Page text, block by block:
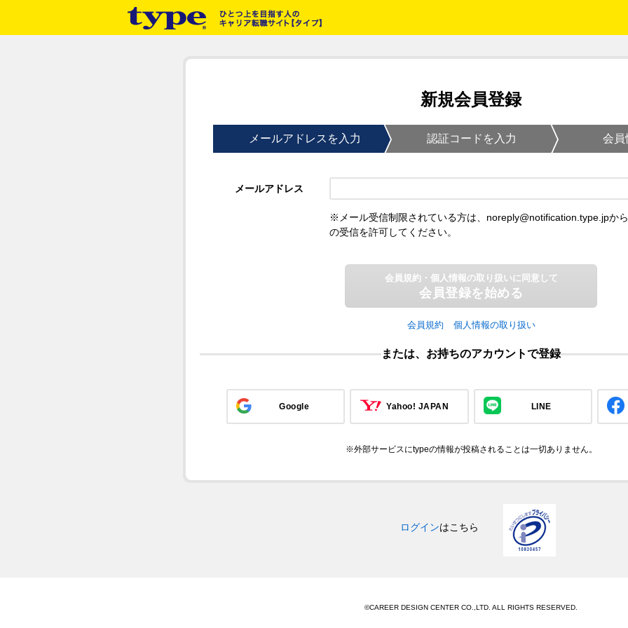
新規会員登録
メールアドレスを入力 認証コードを入力 会員
メールアドレス
※メール受信制限されている方は、noreply@notification.type.jpから
の受信を許可してください。
会員規約・個人情報の取り扱いに同意して
会員登録を始める
会員規約 個人情報の取り扱い
または、お持ちのアカウントで登録
Google Yahoo! JAPAN LINE
※外部サービスにtypeの情報が投稿されることは一切ありません。
ログインはこちら
©CAREER DESIGN CENTER CO.,LTD. ALL RIGHTS RESERVED.